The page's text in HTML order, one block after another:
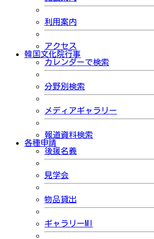
利用案内
アクセス
韓国文化院行事
カレンダーで検索
分野別検索
メディアギャラリー
報道資料検索
各種申請
後援名義
見学会
物品貸出
ギャラリーMI